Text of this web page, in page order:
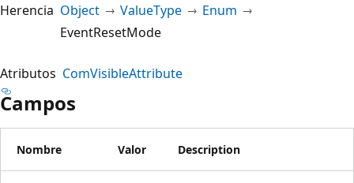
Herencia Object ValueType
Enum
EventResetMode
Atributos ComVisibleAttribute
Campos
Nombre Valor Description